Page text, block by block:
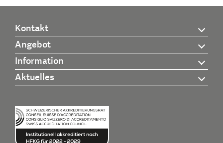
Kontakt
Angebot
Information
Aktuelles